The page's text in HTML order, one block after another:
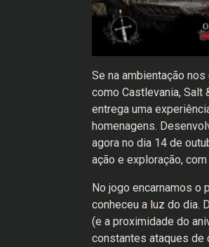
Se na ambientação
como Castlevania, Salt
entrega uma
homenagens.
agora no dia 14 de
ação e exploração,
No jogo encarnamos o
conheceu a luz do dia.
(e a proximidade do
constantes ataques de